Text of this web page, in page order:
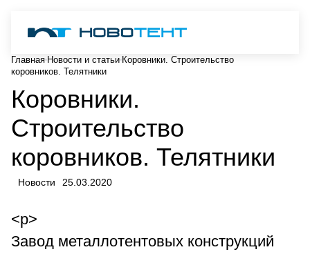
Главная Новости и статьи Коровники. Строительство
коровников. Телятники
Коровники.
Строительство
коровников. Телятники
Новости 25.03.2020
<p>
Завод металлотентовых конструкций